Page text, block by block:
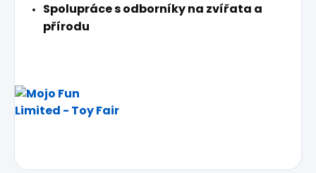
Spolupráce s odborníky na zvířata a
přírodu